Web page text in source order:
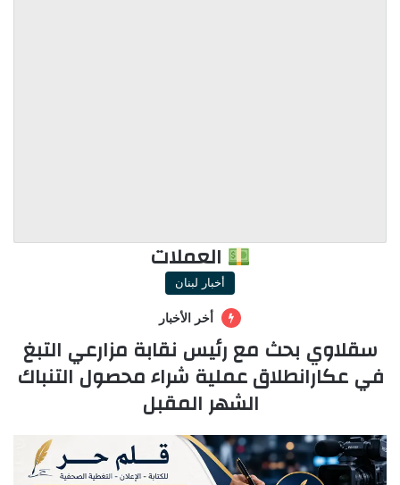
العملات
أخبار لبنان
أخر الأخبار
سقلاوي بحث مع رئيس نقابة مزارعي التبغ
في عكارانطلاق عملية شراء محصول التنباك
الشهر المقبل